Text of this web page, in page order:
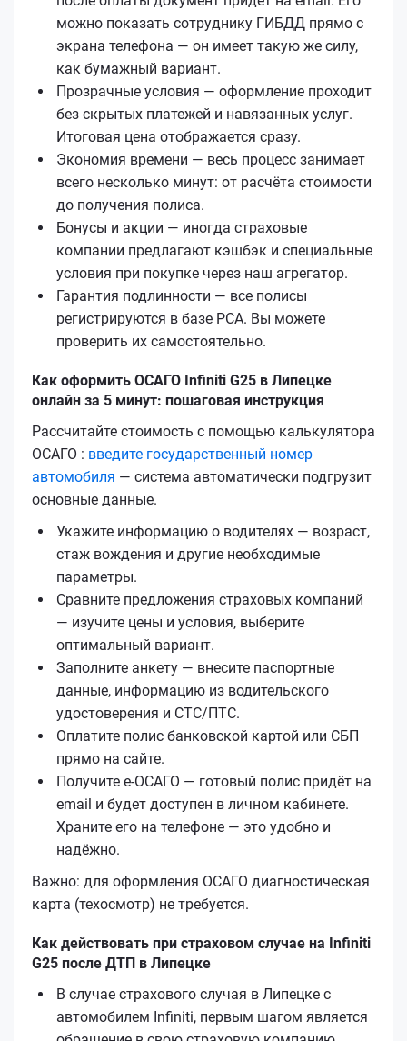
можно показать сотруднику ГИБДД прямо с
экрана телефона — он имеет такую же силу,
как бумажный вариант.
Прозрачные условия — оформление проходит
без скрытых платежей и навязанных услуг.
Итоговая цена отображается сразу.
Экономия времени — весь процесс занимает
всего несколько минут: от расчёта стоимости
до получения полиса.
Бонусы и акции — иногда страховые
компании предлагают кэшбэк и специальные
условия при покупке через наш агрегатор.
Гарантия подлинности — все полисы
регистрируются в базе РСА. Вы можете
проверить их самостоятельно.
Как оформить ОСАГО Infiniti G25 в Липецке
онлайн за 5 минут: пошаговая инструкция
Рассчитайте стоимость с помощью калькулятора
ОСАГО : введите государственный номер
автомобиля — система автоматически подгрузит
основные данные.
Укажите информацию о водителях — возраст,
стаж вождения и другие необходимые
параметры.
Сравните предложения страховых компаний
— изучите цены и условия, выберите
оптимальный вариант.
Заполните анкету — внесите паспортные
данные, информацию из водительского
удостоверения и СТС/ПТС.
Оплатите полис банковской картой или СБП
прямо на сайте.
Получите е‑ОСАГО — готовый полис придёт на
email и будет доступен в личном кабинете.
Храните его на телефоне — это удобно и
надёжно.
Важно: для оформления ОСАГО диагностическая
карта (техосмотр) не требуется.
Как действовать при страховом случае на Infiniti
G25 после ДТП в Липецке
В случае страхового случая в Липецке с
автомобилем Infiniti, первым шагом является